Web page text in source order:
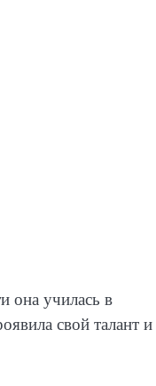
она училась в
свой талант и